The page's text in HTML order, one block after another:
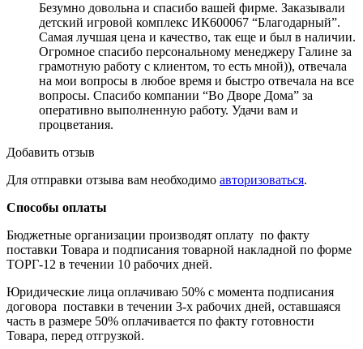
Безумно довольна и спасибо вашей фирме. Заказывали
детский игровой комплекс ИК600067 “Благодарный”.
Самая лучшая цена и качество, так еще и был в наличии.
Огромное спасибо персональному менеджеру Галине за
грамотную работу с клиентом, то есть мной)), отвечала
на мои вопросы в любое время и быстро отвечала на все
вопросы. Спасибо компании “Во Дворе Дома” за
оперативно выполненную работу. Удачи вам и
процветания.
Добавить отзыв
Для отправки отзыва вам необходимо авторизоваться.
Способы оплаты
Бюджетные организации производят оплату по факту
поставки Товара и подписания товарной накладной по форме
ТОРГ-12 в течении 10 рабочих дней.
Юридические лица оплачиваю 50% с момента подписания
договора поставки в течении 3-х рабочих дней, оставшаяся
часть в размере 50% оплачивается по факту готовности
Товара, перед отгрузкой.